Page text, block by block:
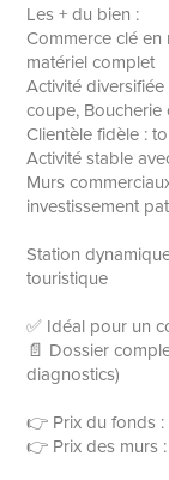
Les + du bien :
Commerce clé
matériel complet
Activité
coupe, Boucherie
Clientèle fidèle :
Activité stable
Murs
investissement
Station
touristique
✅ Idéal pour un
📄 Dossier
diagnostics)
👉 Prix du fonds
👉 Prix des murs